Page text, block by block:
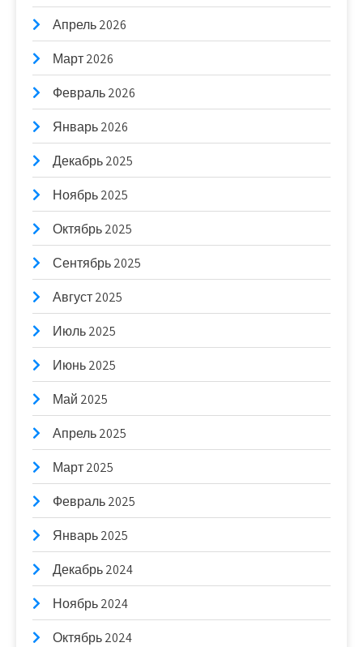
Апрель 2026
Март 2026
Февраль 2026
Январь 2026
Декабрь 2025
Ноябрь 2025
Октябрь 2025
Сентябрь 2025
Август 2025
Июль 2025
Июнь 2025
Май 2025
Апрель 2025
Март 2025
Февраль 2025
Январь 2025
Декабрь 2024
Ноябрь 2024
Октябрь 2024